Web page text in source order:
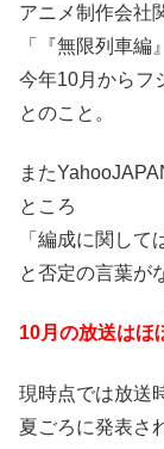
アニメ制作会社
「『無限列車
今年10月からフ
とのこと。
また
ところ
「編成に関して
と否定の言葉が
10月の放送はほ
現時点では放送
夏ごろに発表さ